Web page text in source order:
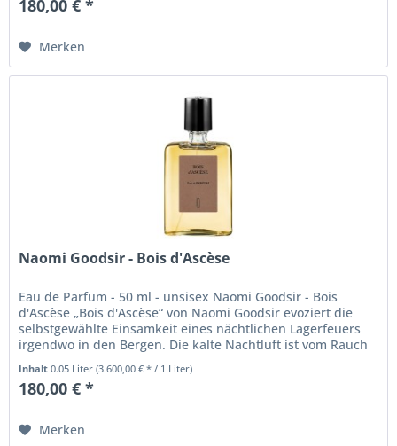
180,00 € *
Merken
Naomi Goodsir - Bois d'Ascèse
Eau de Parfum - 50 ml - unsisex Naomi Goodsir - Bois
d'Ascèse „Bois d'Ascèse“ von Naomi Goodsir evoziert die
selbstgewählte Einsamkeit eines nächtlichen Lagerfeuers
irgendwo in den Bergen. Die kalte Nachtluft ist vom Rauch
meditativer...
Inhalt0.05 Liter(3.600,00 € * / 1 Liter)
180,00 € *
Merken